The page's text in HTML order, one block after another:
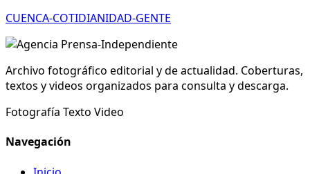
CUENCA-COTIDIANIDAD-GENTE
Archivo fotográfico editorial y de actualidad. Coberturas,
textos y videos organizados para consulta y descarga.
Fotografía Texto Video
Navegación